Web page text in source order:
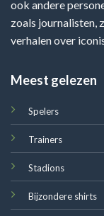
ook andere
zoals journalisten,
verhalen over
Meest gelezen
Spelers
Trainers
Stadions
Bijzondere shirts